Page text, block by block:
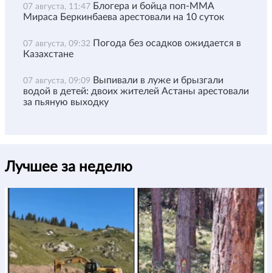
07 августа, 11:47 Блогера и бойца поп-ММА
Мираса Беркинбаева арестовали на 10 суток
07 августа, 09:32 Погода без осадков ожидается в
Казахстане
07 августа, 09:09 Выпивали в луже и брызгали
водой в детей: двоих жителей Астаны арестовали
за пьяную выходку
Лучшее за неделю